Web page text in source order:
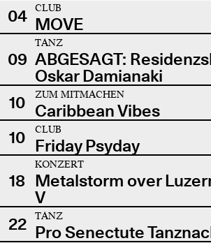
04
CLUB
MOVE
09
TANZ
ABGESAGT:
Oskar Damianaki
10
ZUM MITMACHEN
Caribbean Vibes
10
CLUB
Friday Psyday
18
KONZERT
Metalstorm over
V
22
TANZ
Pro Senectute